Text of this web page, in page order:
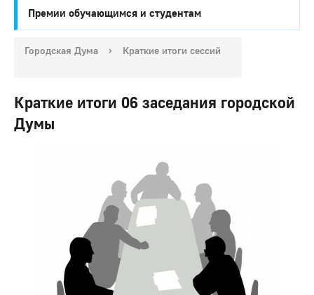
Премии обучающимся и студентам
Городская Дума › Краткие итоги сессий
Краткие итоги 06 заседания городской
Думы